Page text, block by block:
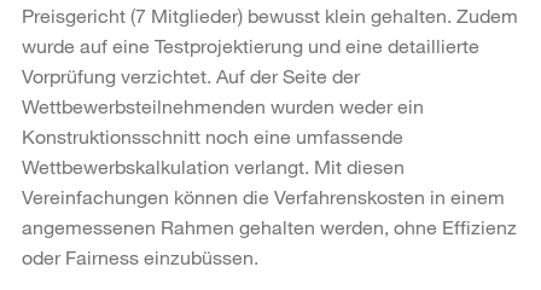
Preisgericht (7 Mitglieder) bewusst klein gehalten. Zudem
wurde auf eine Testprojektierung und eine detaillierte
Vorprüfung verzichtet. Auf der Seite der
Wettbewerbsteilnehmenden wurden weder ein
Konstruktionsschnitt noch eine umfassende
Wettbewerbskalkulation verlangt. Mit diesen
Vereinfachungen können die Verfahrenskosten in einem
angemessenen Rahmen gehalten werden, ohne Effizienz
oder Fairness einzubüssen.